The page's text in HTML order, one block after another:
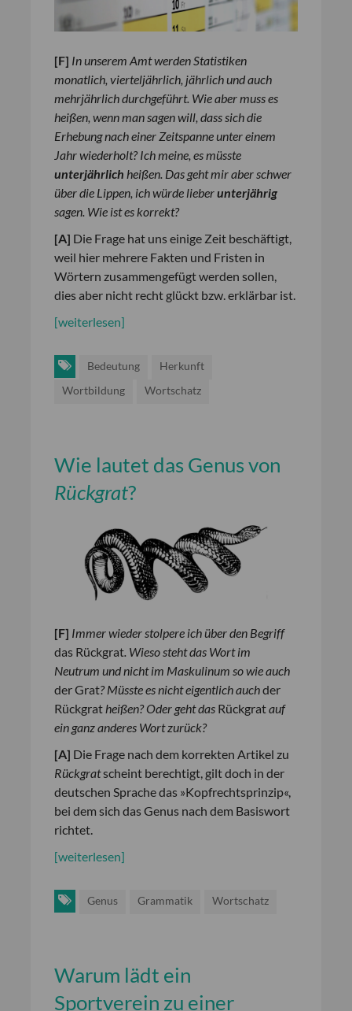
[F] In unserem Amt werden Statistiken
monatlich, vierteljährlich, jährlich und auch
mehrjährlich durchgeführt. Wie aber muss es
heißen, wenn man sagen will, dass sich die
Erhebung nach einer Zeitspanne unter einem
Jahr wiederholt? Ich meine, es müsste
unterjährlich heißen. Das geht mir aber schwer
über die Lippen, ich würde lieberunterjährig
sagen. Wie ist es korrekt?
[A] Die Frage hat uns einige Zeit beschäftigt,
weil hier mehrere Fakten und Fristen in
Wörtern zusammengefügt werden sollen,
dies aber nicht recht glückt bzw. erklärbar ist.
[weiterlesen]
Bedeutung
Herkunft
Wortbildung
Wortschatz
Wie lautet das Genus von
Rückgrat?
[F] Immer wieder stolpere ich über den Begriff
das Rückgrat . Wieso steht das Wort im
Neutrum und nicht im Maskulinum so wie auch
der Grat? Müsste es nicht eigentlich auchder
Rückgrat heißen? Oder geht das Rückgratauf
ein ganz anderes Wort zurück?
[A] Die Frage nach dem korrekten Artikel zu
Rückgratscheint berechtigt, gilt doch in der
deutschen Sprache das »Kopfrechtsprinzip«,
bei dem sich das Genus nach dem Basiswort
richtet.
[weiterlesen]
Genus Grammatik Wortschatz
Warum lädt ein
Sportverein zu einer